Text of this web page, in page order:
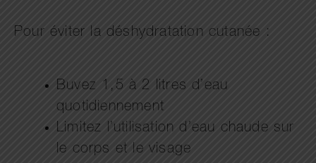
Pour éviter la déshydratation cutanée :
Buvez 1,5 à 2 litres d’eau
quotidiennement
Limitez l’utilisation d’eau chaude sur
le corps et le visage